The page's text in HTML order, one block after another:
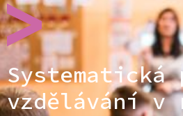
Systematická
vzdělávání v